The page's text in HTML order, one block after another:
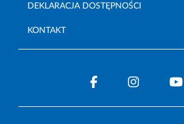
DEKLARACJA DOSTĘPNOŚCI
KONTAKT